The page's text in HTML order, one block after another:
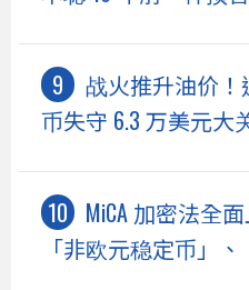
战火推升油价
币失守 6.3 万美元大
MiCA 加密法全
「非欧元稳定币」